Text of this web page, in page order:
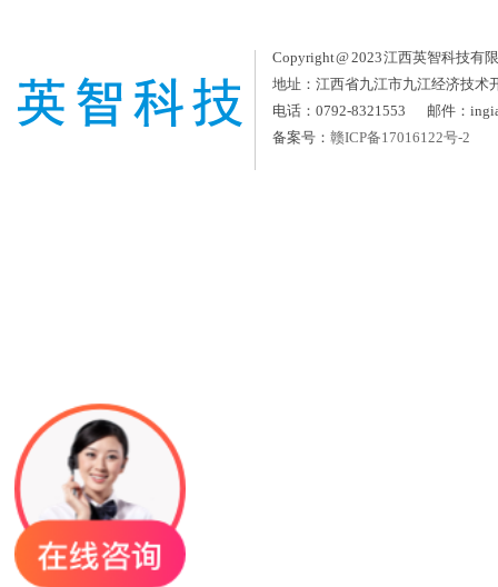
Copyright @ 2023 江西英智科技有
地址：江西省九江市九江经济技术
电话：0792-8321553 邮件：
备案号： 赣ICP备17016122号-2